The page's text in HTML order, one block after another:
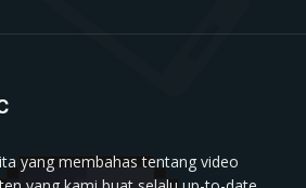
yang membahas tentang video